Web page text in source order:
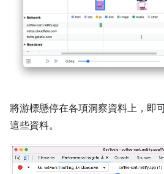
將游標懸停在各項洞察資料上，即
這些資料。